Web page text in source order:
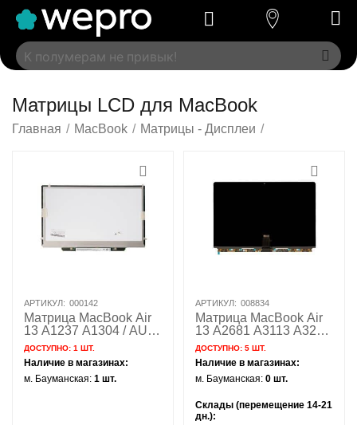
Матрицы LCD для MacBook
Главная / MacBook / Матрицы - Дисплеи /
АРТИКУЛ: 000142
Матрица MacBook Air
13 A1237 A1304 / AUO
B133EW03
ДОСТУПНО:1 ШТ.
Наличие в магазинах:
м. Бауманская:1 шт.
АРТИКУЛ: 008834
Матрица MacBook Air
13 A2681 A3113 A3240
/ BOE 820-02591-A
ДОСТУПНО:5 ШТ.
Наличие в магазинах:
м. Бауманская:0 шт.
Склады (перемещение 14-21
дн.):